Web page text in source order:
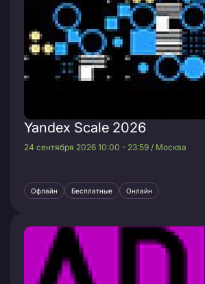
Yandex Scale 2026
24 сентября 2026 10:00 - 23:59 / Москва
Офлайн Бесплатные Онлайн